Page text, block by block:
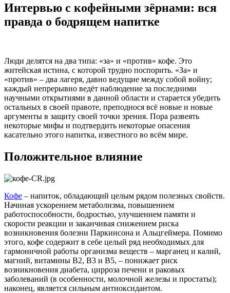
Интервью с кофейными зёрнами: вся
правда о бодрящем напитке
Люди делятся на два типа: «за» и «против» кофе. Это
житейская истина, с которой трудно поспорить. «За» и
«против» – два лагеря, давно ведущие между собой войну;
каждый непрерывно ведёт наблюдение за последними
научными открытиями в данной области и старается убедить
остальных в своей правоте, преподнося всё новые и новые
аргументы в защиту своей точки зрения. Пора развеять
некоторые мифы и подтвердить некоторые опасения
касательно этого напитка, известного во всём мире.
Положительное влияние
Кофе – напиток, обладающий целым рядом полезных свойств.
Начиная ускорением метаболизма, повышением
работоспособности, бодростью, улучшением памяти и
скорости реакции и заканчивая снижением риска
возникновения болезни Паркинсона и Альцгеймера. Помимо
этого, кофе содержит в себе целый ряд необходимых для
гармоничной работы организма веществ – марганец и калий,
магний, витамины В2, В3 и В5, – понижает риск
возникновения диабета, цирроза печени и раковых
заболеваний (в особенности, молочной железы и простаты);
наконец, является сильным антиоксидантом.